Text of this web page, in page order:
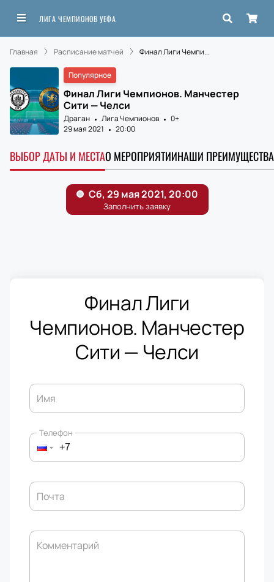
ЛИГА ЧЕМПИОНОВ УЕФА
Главная Расписание матчей Финал Лиги Чемпи...
Популярное
Финал Лиги Чемпионов. Манчестер
Сити — Челси
Драган Лига Чемпионов
0+
29 мая 2021
20:00
ВЫБОР ДАТЫ И МЕСТАО МЕРОПРИЯТИИНАШИ ПРЕИМУЩЕСТВА
Финал Лиги
Чемпионов. Манчестер
Сити — Челси
Имя
Телефон
Почта
Комментарий